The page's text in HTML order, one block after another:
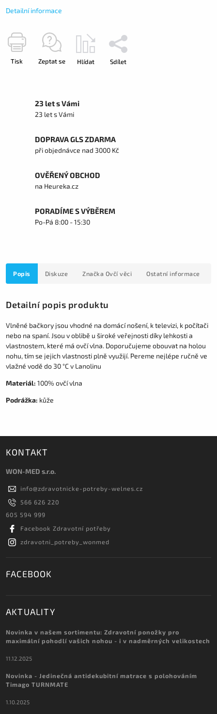
Detailní informace
Tisk Zeptat se Hlídat Sdílet
23 let s Vámi
23 let s Vámi
DOPRAVA GLS ZDARMA
při objednávce nad 3000 Kč
OVĚŘENÝ OBCHOD
na Heureka.cz
PORADÍME S VÝBĚREM
Po-Pá 8:00 - 15:30
Popis Diskuze Značka Ovčí věci Ostatní informace
Detailní popis produktu
Vlněné bačkory jsou vhodné na domácí nošení, k televizi, k počítači
nebo na spaní. Jsou v oblibě u široké veřejnosti díky lehkosti a
vlastnostem, které má ovčí vlna. Doporučujeme obouvat na holou
nohu, tím se jejich vlastnosti plně využijí. Pereme nejlépe ručně ve
vlažné vodě do 30 °C v Lanolinu
Materiál: 100% ovčí vlna
Podrážka: kůže
KONTAKT
WON-MED s.r.o.
info@zdravotnicke-potreby-welnes.cz
566 626 220
605 594 999
Facebook Zdravotní potřeby
zdravotni_potreby_wonmed
FACEBOOK
AKTUALITY
Novinka v našem sortimentu: Zdravotní ponožky pro
maximální pohodlí vašich nohou - i v nadměrných velikostech
11.12.2025
Novinka - Jedinečná antidekubitní matrace s polohováním
Timago TURNMATE
1.10.2025